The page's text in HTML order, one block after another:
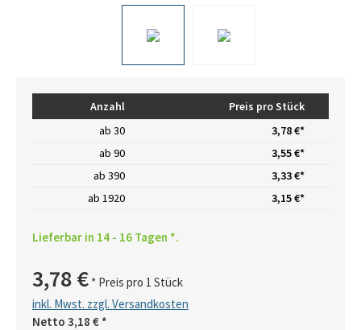
Anzahl
Preis pro Stück
ab 30
3,78 €*
ab 90
3,55 €*
ab 390
3,33 €*
ab 1920 3,15 €*
Lieferbar in 14 - 16 Tagen *.
3,78 € * Preis pro 1 Stück
inkl. Mwst. zzgl. Versandkosten
Netto 3,18 € *